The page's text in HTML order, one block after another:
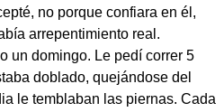
no porque confiara en él,
arrepentimiento real.
un domingo. Le pedí correr 5
doblado, quejándose del
le temblaban las piernas. Cada